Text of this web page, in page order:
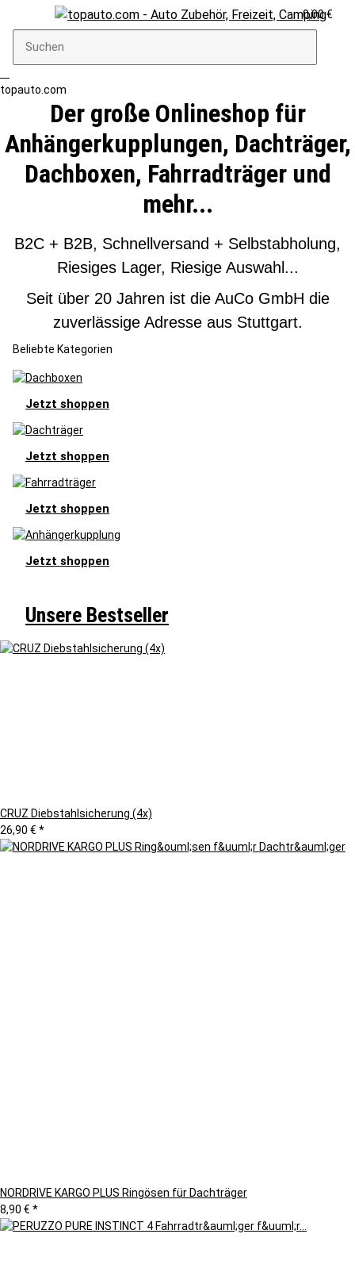
0,00 €
topauto.com
Der große Onlineshop für
Anhängerkupplungen, Dachträger,
Dachboxen, Fahrradträger und
mehr...
B2C + B2B, Schnellversand + Selbstabholung,
Riesiges Lager, Riesige Auswahl...
Seit über 20 Jahren ist die AuCo GmbH die
zuverlässige Adresse aus Stuttgart.
Beliebte Kategorien
Jetzt shoppen
Jetzt shoppen
Jetzt shoppen
Jetzt shoppen
Unsere Bestseller
CRUZ Diebstahlsicherung (4x)
26,90 € *
NORDRIVE KARGO PLUS Ringösen für Dachträger
8,90 € *